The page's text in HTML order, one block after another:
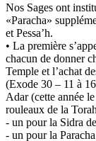
Nos Sages ont
«Paracha»
et Pessa’h.
• La première
chacun de donner
Temple et l’achat
(Exode 30 – 11 à
Adar (cette année
rouleaux de la
- un pour la Sidra
- un pour la